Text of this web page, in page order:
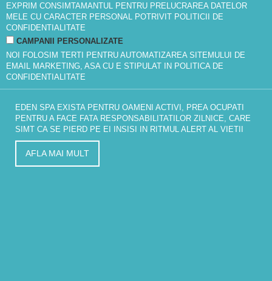
EXPRIM CONSIMTAMANTUL PENTRU PRELUCRAREA DATELOR
MELE CU CARACTER PERSONAL POTRIVIT POLITICII DE
CONFIDENTIALITATE
CAMPANII PERSONALIZATE
NOI FOLOSIM TERTI PENTRU AUTOMATIZAREA SITEMULUI DE
EMAIL MARKETING, ASA CU E STIPULAT IN POLITICA DE
CONFIDENTIALITATE
EDEN SPA EXISTA PENTRU OAMENI ACTIVI, PREA OCUPATI
PENTRU A FACE FATA RESPONSABILITATILOR ZILNICE, CARE
SIMT CA SE PIERD PE EI INSISI IN RITMUL ALERT AL VIETII
AFLA MAI MULT